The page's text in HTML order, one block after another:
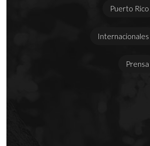
Puerto Rico
Internacionales
Prensa